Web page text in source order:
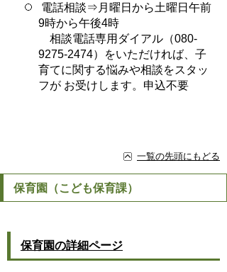
電話相談⇒月曜日から土曜日午前
9時から午後4時
相談電話専用ダイアル（080-
9275-2474）をいただければ、子
育てに関する悩みや相談をスタッ
フが お受けします。申込不要
一覧の先頭にもどる
保育園（こども保育課）
保育園の詳細ページ